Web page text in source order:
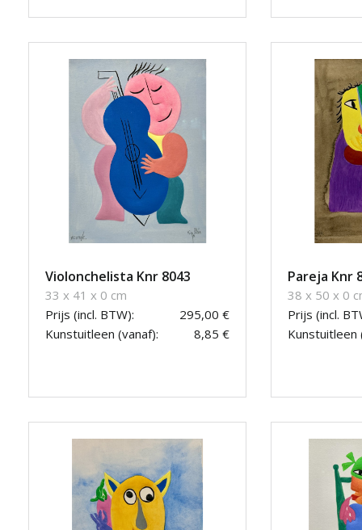
Violonchelista Knr 8043
33 x 41 x 0 cm
Prijs (incl. BTW):
295,00 €
Kunstuitleen (vanaf):
8,85 €
Pareja Knr
38 x 50 x 0
Prijs (incl.
Kunstuitleen